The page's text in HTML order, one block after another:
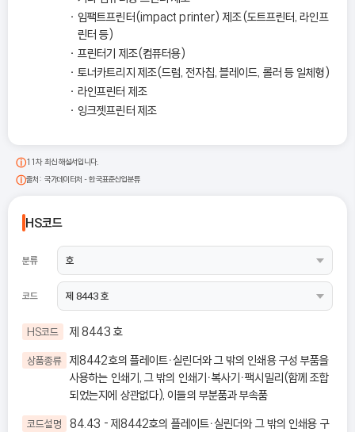
임팩트프린터(impact printer) 제조(도트프린터, 라인프
린터 등)
프린터기 제조(컴퓨터용)
토너카트리지 제조(드럼, 전자칩, 블레이드, 롤러 등 일체형)
라인프린터 제조
잉크젯프린터 제조
11차 최신 해설서입니다.
출처: 국가데이터처 - 한국표준산업분류
HS코드
분류
코드
HS코드 제 8443 호
상품종류 제8442호의 플레이트ㆍ실린더와 그 밖의 인쇄용 구성 부품을
사용하는 인쇄기, 그 밖의 인쇄기ㆍ복사기ㆍ팩시밀리(함께 조합
되었는지에 상관없다), 이들의 부분품과 부속품
코드설명
84.43 - 제8442호의 플레이트ㆍ실린더와 그 밖의 인쇄용 구